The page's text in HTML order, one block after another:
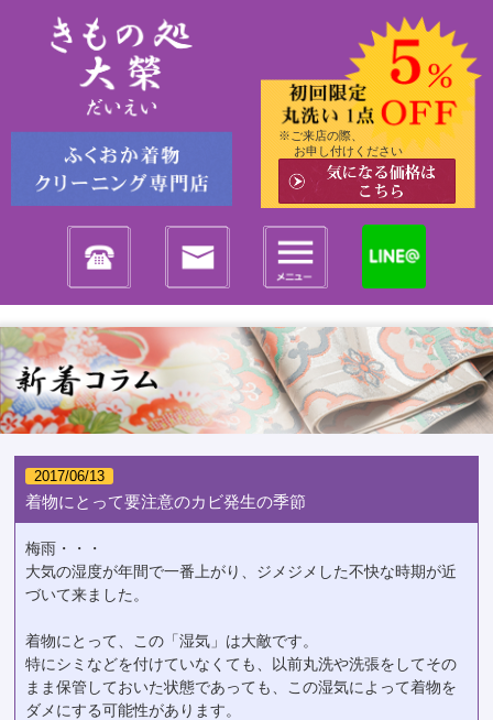
※ご来店の際、
お申し付けください
2017/06/13
着物にとって要注意のカビ発生の季節
梅雨・・・
大気の湿度が年間で一番上がり、ジメジメした不快な時期が近
づいて来ました。
着物にとって、この「湿気」は大敵です。
特にシミなどを付けていなくても、以前丸洗や洗張をしてその
まま保管しておいた状態であっても、この湿気によって着物を
ダメにする可能性があります。